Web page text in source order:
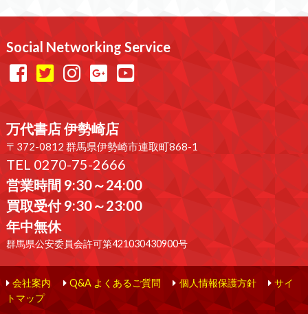
Social Networking Service
万代書店 伊勢崎店
〒372-0812 群馬県伊勢崎市連取町868-1
TEL 0270-75-2666
営業時間 9:30～24:00
買取受付 9:30～23:00
年中無休
群馬県公安委員会許可第421030430900号
会社案内 Q&A よくあるご質問 個人情報保護方針
サイ
トマップ